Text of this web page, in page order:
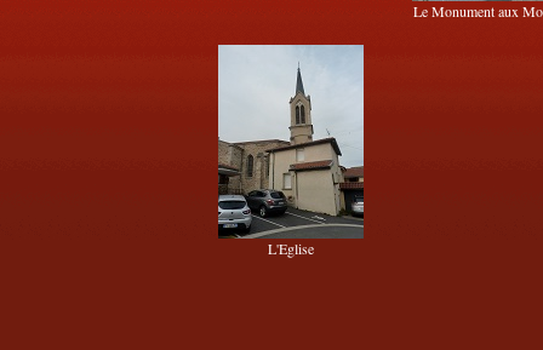
Le Monument aux
L'Eglise